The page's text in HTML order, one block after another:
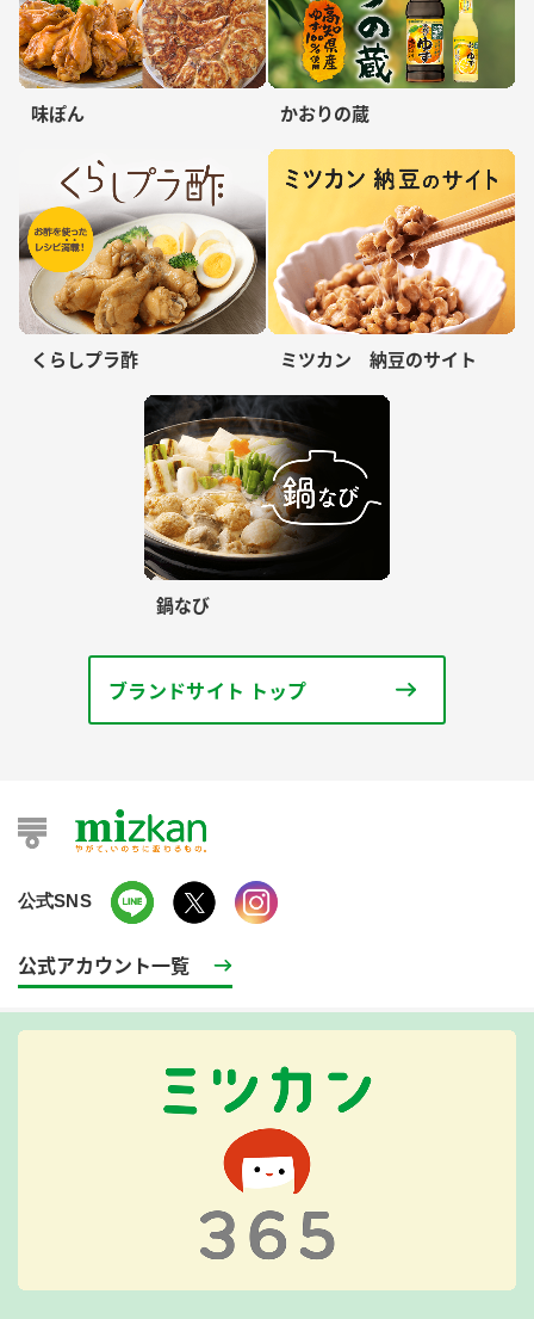
味ぽん かおりの蔵
くらしプラ酢 ミツカン 納豆のサイト
鍋なび
ブランドサイト トップ
公式SNS
公式アカウント一覧